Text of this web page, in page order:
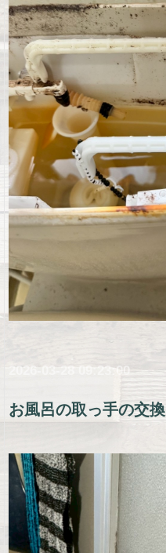
2026-03-28 09:23:00
お風呂の取っ手の交換